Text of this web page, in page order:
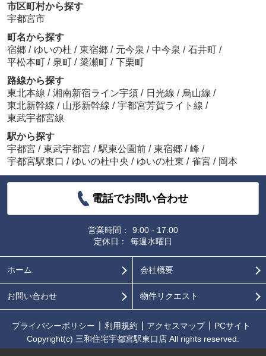
市区町村から探す
宇都宮市
町名から探す
宿郷 / ゆいの杜 / 東宿郷 / 元今泉 / 中今泉 / 石井町 /
平松本町 / 泉町 / 簗瀬町 / 下栗町
路線から探す
東北本線 / 湘南新宿ライン宇須 / 日光線 / 烏山線 /
東北新幹線 / 山形新幹線 / 宇都宮芳賀ライト線 /
東武宇都宮線
駅から探す
宇都宮 / 東武宇都宮 / 駅東公園前 / 東宿郷 / 峰 /
宇都宮駅東口 / ゆいの杜中央 / ゆいの杜東 / 雀宮 / 岡本
電話でお問い合わせ
営業時間：
9:00 - 17:00
定休日：
毎週水曜日
ホーム 会社概要
お問い合わせ 物件リクエスト
プライバシーポリシー 利用規約 アクセスマップ
PCサイト
Copyright(c) 三和住宅宇都宮駅東口店 All rights reserved.